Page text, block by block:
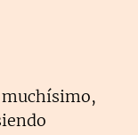
muchísimo,